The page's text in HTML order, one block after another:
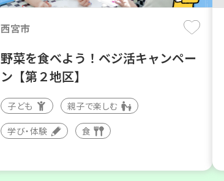
西宮市
野菜を食べよう！ベジ活キャンペー
ン【第２地区】
子ども 親子で楽しむ
学び・体験 食